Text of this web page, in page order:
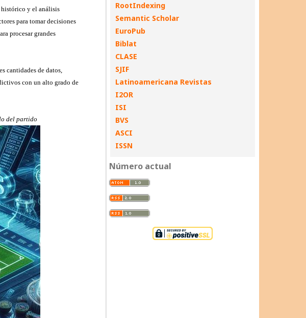
RootIndexing
Semantic Scholar
EuroPub
Biblat
CLASE
SJIF
Latinoamericana Revistas
I2OR
ISI
BVS
ASCI
ISSN
Número actual